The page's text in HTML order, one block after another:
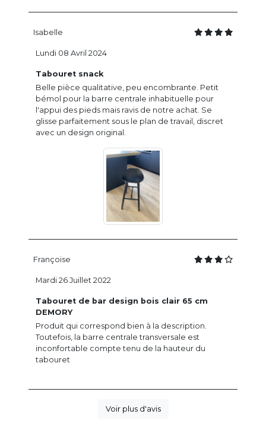
Isabelle
Tabouret snack
Belle pièce qualitative, peu encombrante. Petit
bémol pour la barre centrale inhabituelle pour
l'appui des pieds mais ravis de notre achat. Se
glisse parfaitement sous le plan de travail, discret
avec un design original.
Lundi 08 Avril 2024
Françoise
Tabouret de bar design bois clair 65 cm
DEMORY
Produit qui correspond bien à la description.
Toutefois, la barre centrale transversale est
inconfortable compte tenu de la hauteur du
tabouret
Mardi 26 Juillet 2022
Voir plus d'avis